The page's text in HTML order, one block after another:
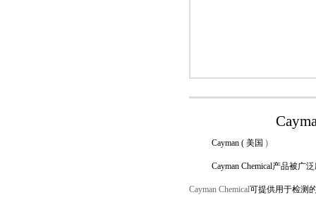
Cayman ( 美国 )
Cayman Chemical产品被广
Cayman Chemical可提供用于检测